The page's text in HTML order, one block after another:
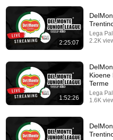
Guess the D1 College
Phillips
The @Volleyball Guys
New 62K views
2:25:07
Lega
2.2K
1:52:26
Kioene
Terme
Lega
1.6K